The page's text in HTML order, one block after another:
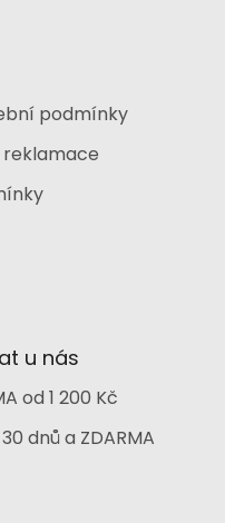
podmínky
u nás
od 1 200 Kč
dnů a ZDARMA